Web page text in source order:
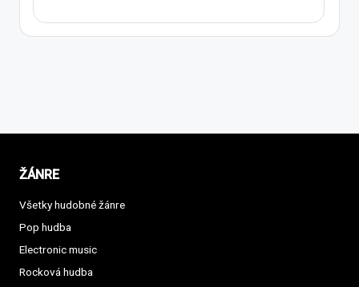
ŽÁNRE
Všetky hudobné žánre
Pop hudba
Electronic music
Rocková hudba